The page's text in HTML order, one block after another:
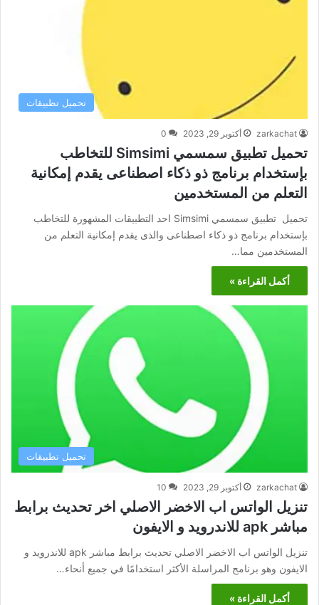
تحميل تطبيقات
zarkachat أكتوبر 29, 2023 0
تحميل تطبيق سمسمي Simsimi للتخاطب
بإستخدام برنامج ذو ذكاء اصطناعى يقدم إمكانية
التعلم من المستخدمين
تحميل تطبيق سمسمي Simsimi احد التطبيقات المشهورة للتخاطب
بإستخدام برنامج ذو ذكاء اصطناعى والذى يقدم إمكانية التعلم من
المستخدمين مما…
أكمل القراءة »
تحميل تطبيقات
zarkachat أكتوبر 29, 2023 10
تنزيل الواتس اب الاخضر الاصلي اخر تحديث برابط
مباشر apk للاندرويد و الايفون
تنزيل الواتس اب الاخضر الاصلي تحديث برابط مباشر apk للاندرويد و
الايفون وهو برنامج المراسلة الأكثر استخدامًا في جميع أنحاء…
أكمل القراءة »